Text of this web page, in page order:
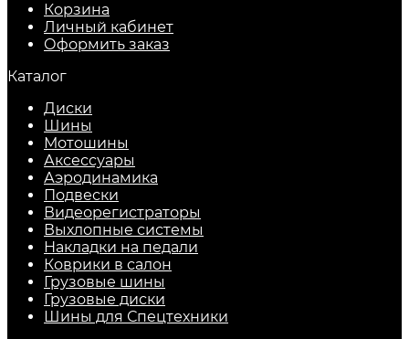
Корзина
Личный кабинет
Оформить заказ
Каталог
Диски
Шины
Мотошины
Аксессуары
Аэродинамика
Подвески
Видеорегистраторы
Выхлопные системы
Накладки на педали
Коврики в салон
Грузовые шины
Грузовые диски
Шины для Спецтехники